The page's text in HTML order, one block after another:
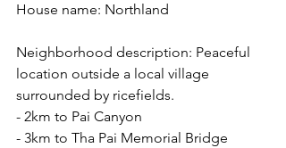
House name: Northland
Neighborhood description: Peaceful
location outside a local village
surrounded by ricefields.
- 2km to Pai Canyon
- 3km to Tha Pai Memorial Bridge